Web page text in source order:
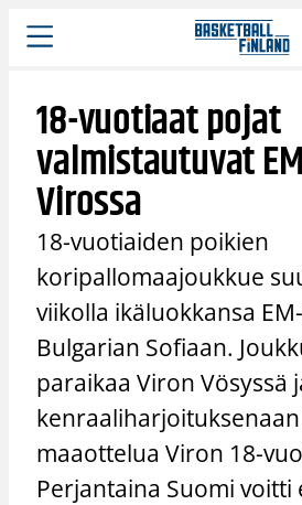
Siirry
sisältöön
18-vuotiaat pojat
valmistautuvat
Virossa
18-vuotiaiden poikien
koripallomaajoukkue
viikolla ikäluokkansa
Bulgarian Sofiaan.
paraikaa Viron Vösyssä
maaottelua Viron 18-
Perjantaina Suomi voitti